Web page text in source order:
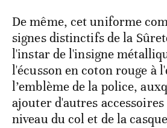
De même, cet uniforme
signes distinctifs de la
l'instar de l'insigne
l'écusson en coton rouge à
l’emblème de la police,
ajouter d'autres
niveau du col et de la